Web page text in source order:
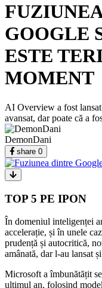
GOOGLE
ESTE
MOMENT
AI Overview a fost
avansat, dar poate că a
DemonDani
share 0
TOP 5 PE IPON
În domeniul inteligenței
accelerație, și în unele
prudență și autocritică,
amânată, dar l-au lansat
Microsoft a îmbunătățit
ultimul an, folosind